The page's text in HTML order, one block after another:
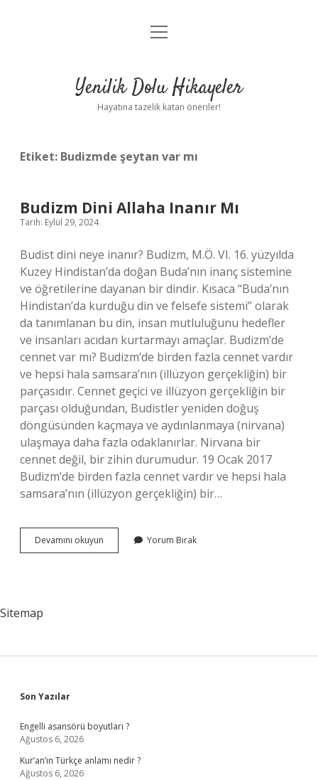
Anasayfa
Yasal Uyarı
menüyü
Yenilik Dolu Hikayeler
Hayatına tazelik katan öneriler!
Etiket: Budizmde şeytan var mı
Budizm Dini Allaha Inanır Mı
Tarih: Eylül 29, 2024
Budist dini neye inanır? Budizm, M.Ö. VI. 16. yüzyılda
Kuzey Hindistan’da doğan Buda’nın inanç sistemine
ve öğretilerine dayanan bir dindir. Kısaca “Buda’nın
Hindistan’da kurduğu din ve felsefe sistemi” olarak
da tanımlanan bu din, insan mutluluğunu hedefler
ve insanları acıdan kurtarmayı amaçlar. Budizm’de
cennet var mı? Budizm’de birden fazla cennet vardır
ve hepsi hala samsara’nın (illüzyon gerçekliğin) bir
parçasıdır. Cennet geçici ve illüzyon gerçekliğin bir
parçası olduğundan, Budistler yeniden doğuş
döngüsünden kaçmaya ve aydınlanmaya (nirvana)
ulaşmaya daha fazla odaklanırlar. Nirvana bir
cennet değil, bir zihin durumudur. 19 Ocak 2017
Budizm’de birden fazla cennet vardır ve hepsi hala
samsara’nın (illüzyon gerçekliğin) bir…
Devamını okuyun
Dini
Yorum Bırak
Sitemap
Sidebar
Son Yazılar
Engelli asansörü boyutları ?
Ağustos 6, 2026
Kur’an’ın Türkçe anlamı nedir ?
Ağustos 6, 2026